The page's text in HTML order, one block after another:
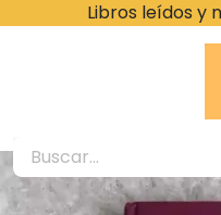
Libros leídos y